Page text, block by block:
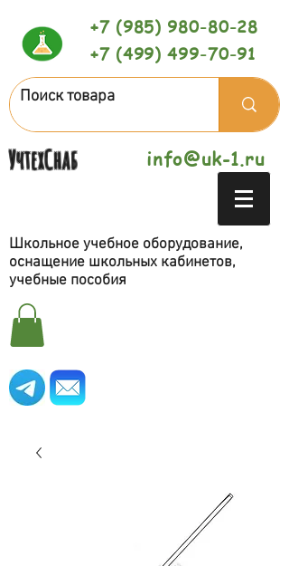
+7 (985) 980-80-28
+7 (499) 499-70-91
УчтехСнаб info@uk-1.ru
Школьное учебное оборудование,
оснащение школьных кабинетов,
учебные пособия